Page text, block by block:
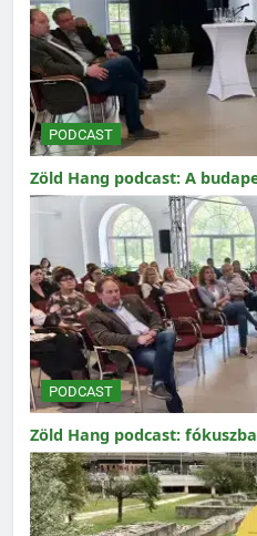
PODCAST
Zöld Hang podcast: A
PODCAST
Zöld Hang podcast: